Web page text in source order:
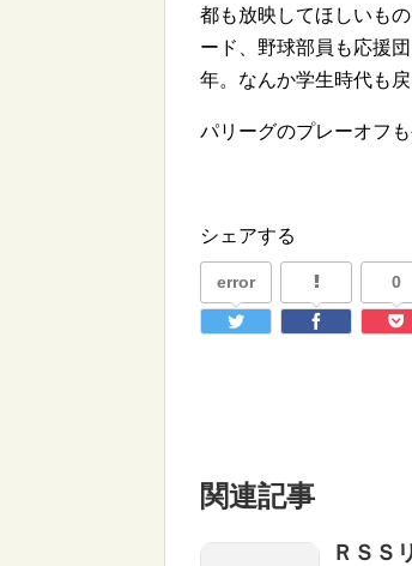
都も放映してほしいも
ード、野球部員も応援
年。なんか学生時代も戻
パリーグのプレーオフ
シェアする
error 0
関連記事
ＲＳＳ